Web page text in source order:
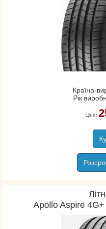
Країна-
Рік
Ціна:
Apollo Aspire